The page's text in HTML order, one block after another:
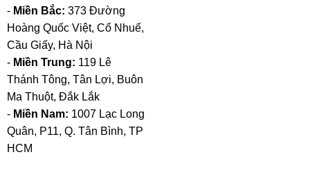
- Miền Bắc: 373 Đường
Hoàng Quốc Việt, Cổ Nhuế,
Cầu Giấy, Hà Nội
- Miền Trung: 119 Lê
Thánh Tông, Tân Lợi, Buôn
Ma Thuột, Đắk Lắk
- Miền Nam: 1007 Lạc Long
Quân, P11, Q. Tân Bình, TP
HCM